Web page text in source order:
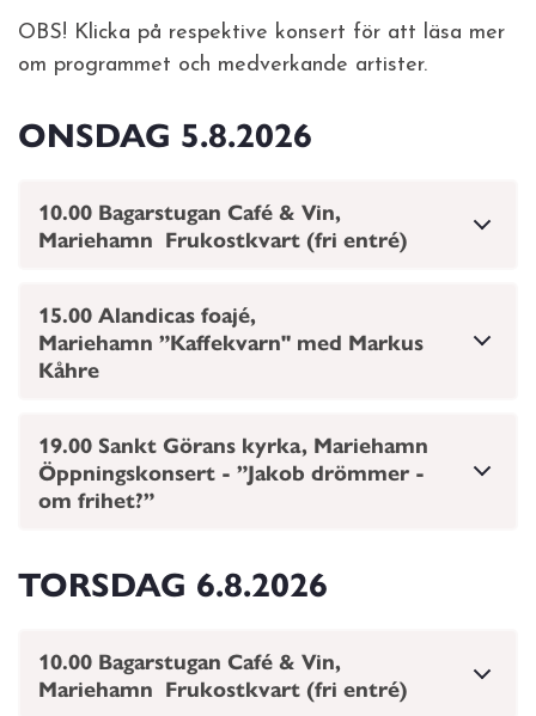
OBS! Klicka på respektive konsert för att läsa mer
om programmet och medverkande artister.
ONSDAG 5.8.2026
10.00 Bagarstugan Café & Vin,
Mariehamn Frukostkvart (fri entré)
15.00 Alandicas foajé,
Mariehamn ”Kaffekvarn" med Markus
Kåhre
19.00 Sankt Görans kyrka, Mariehamn
Öppningskonsert - ”Jakob drömmer -
om frihet?”
TORSDAG 6.8.2026
10.00 Bagarstugan Café & Vin,
Mariehamn Frukostkvart (fri entré)